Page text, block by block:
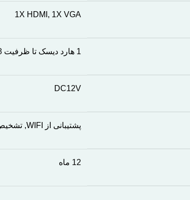
1X HDMI, 1X VGA
1 هارد دیسک تا ظرفیت 8 ترابایت
DC12V
پشتیبانی از WIFI, تشخیص چهره, قابلیت تشخیص انسان, قابلیت تشخیص وسایل نقلیه
12 ماه